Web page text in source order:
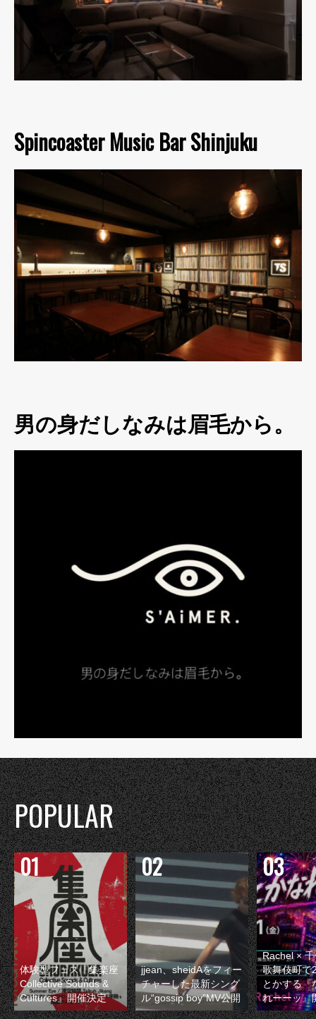
Spincoaster Music Bar Shinjuku
男の身だしなみは眉毛から。
POPULAR
体験型フェス『集楽座
Collective Sounds &
Cultures』開催決定
jjean、sheidAをフィー
チャーした最新シング
ル“gossip boy”MV公開
Rachel ×
歌舞伎町で
とかする『
れーーッ』